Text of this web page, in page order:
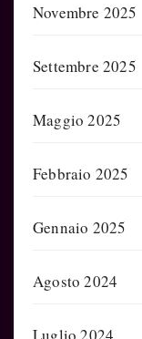
Novembre 2025
Settembre 2025
Maggio 2025
Febbraio 2025
Gennaio 2025
Agosto 2024
Luglio 2024